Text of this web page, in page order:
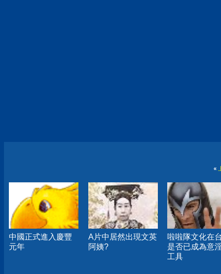
«
中國正式進入慶豐
元年
A片中居然出現文英
阿姨?
啦啦隊文化在
是否已成為意
工具